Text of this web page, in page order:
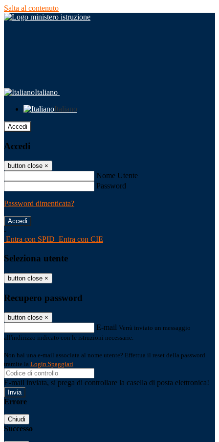
Salta al contenuto
Italiano
Italiano
Accedi
Accedi
button close ×
Nome Utente
Password
Password dimenticata?
-
Entra con SPID Entra con CIE
Seleziona utente
button close ×
Recupero password
button close ×
E-mail Verrà inviato un messaggio
all'indirizzo indicato con le istruzioni necessarie.
Non hai una e-mail associata al nome utente? Effettua il reset della password
tramite la Login Spaggiari
E-mail inviata, si prega di controllare la casella di posta elettronica!
Errore
Chiudi
Successo